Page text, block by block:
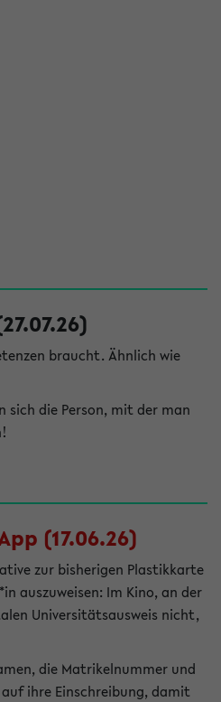
braucht. Ähnlich wie
die Person, mit der man
(17.06.26)
zur bisherigen Plastikkarte
auszuweisen: Im Kino, an der
Universitätsausweis nicht,
die Matrikelnummer und
ihre Einschreibung, damit